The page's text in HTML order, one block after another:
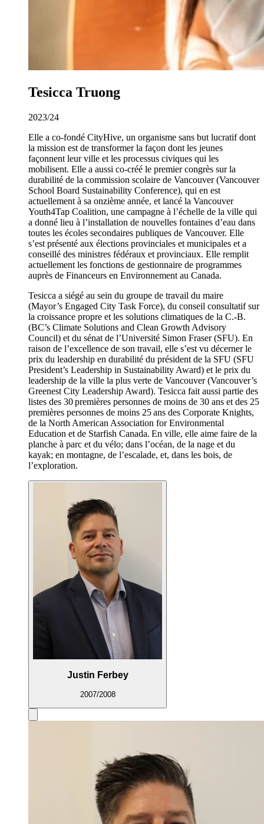
Tesicca Truong
2023/24
Elle a co-fondé CityHive, un organisme sans but lucratif dont
la mission est de transformer la façon dont les jeunes
façonnent leur ville et les processus civiques qui les
mobilisent. Elle a aussi co-créé le premier congrès sur la
durabilité de la commission scolaire de Vancouver (Vancouver
School Board Sustainability Conference), qui en est
actuellement à sa onzième année, et lancé la Vancouver
Youth4Tap Coalition, une campagne à l’échelle de la ville qui
a donné lieu à l’installation de nouvelles fontaines d’eau dans
toutes les écoles secondaires publiques de Vancouver. Elle
s’est présenté aux élections provinciales et municipales et a
conseillé des ministres fédéraux et provinciaux. Elle remplit
actuellement les fonctions de gestionnaire de programmes
auprès de Financeurs en Environnement au Canada.
Tesicca a siégé au sein du groupe de travail du maire
(Mayor’s Engaged City Task Force), du conseil consultatif sur
la croissance propre et les solutions climatiques de la C.-B.
(BC’s Climate Solutions and Clean Growth Advisory
Council) et du sénat de l’Université Simon Fraser (SFU). En
raison de l’excellence de son travail, elle s’est vu décerner le
prix du leadership en durabilité du président de la SFU (SFU
President’s Leadership in Sustainability Award) et le prix du
leadership de la ville la plus verte de Vancouver (Vancouver’s
Greenest City Leadership Award). Tesicca fait aussi partie des
listes des 30 premières personnes de moins de 30 ans et des 25
premières personnes de moins 25 ans des Corporate Knights,
de la North American Association for Environmental
Education et de Starfish Canada. En ville, elle aime faire de la
planche à parc et du vélo; dans l’océan, de la nage et du
kayak; en montagne, de l’escalade, et, dans les bois, de
l’exploration.
Justin Ferbey
2007/2008